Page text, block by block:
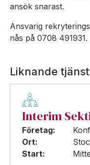
ansök snarast.
Ansvarig
nås på 0708 491931.
Liknande
Interim
Företag:
Ort:
Start: